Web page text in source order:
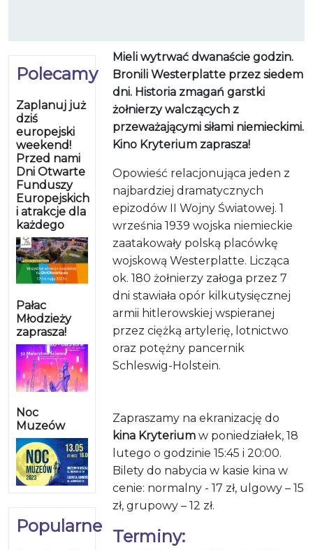
Polecamy
Zaplanuj już
dziś
europejski
weekend!
Przed nami
Dni Otwarte
Funduszy
Europejskich
i atrakcje dla
każdego
Pałac
Młodzieży
zaprasza!
Noc
Muzeów
Popularne
Mieli wytrwać dwanaście godzin.
Bronili Westerplatte przez siedem
dni. Historia zmagań garstki
żołnierzy walczących z
przeważającymi siłami niemieckimi.
Kino Kryterium zaprasza!
Opowieść relacjonująca jeden z
najbardziej dramatycznych
epizodów II Wojny Światowej. 1
września 1939 wojska niemieckie
zaatakowały polską placówkę
wojskową Westerplatte. Licząca
ok. 180 żołnierzy załoga przez 7
dni stawiała opór kilkutysięcznej
armii hitlerowskiej wspieranej
przez ciężką artylerię, lotnictwo
oraz potężny pancernik
Schleswig-Holstein.
Zapraszamy na ekranizację do
kina Kryterium w poniedziałek, 18
lutego o godzinie 15:45 i 20:00.
Bilety do nabycia w kasie kina w
cenie: normalny - 17 zł, ulgowy – 15
zł, grupowy – 12 zł.
Terminy: